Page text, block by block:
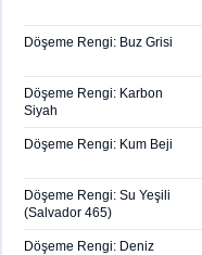
Döşeme Rengi: Buz Grisi
Döşeme Rengi: Karbon
Siyah
Döşeme Rengi: Kum Beji
Döşeme Rengi: Su Yeşili
(Salvador 465)
Döşeme Rengi: Deniz